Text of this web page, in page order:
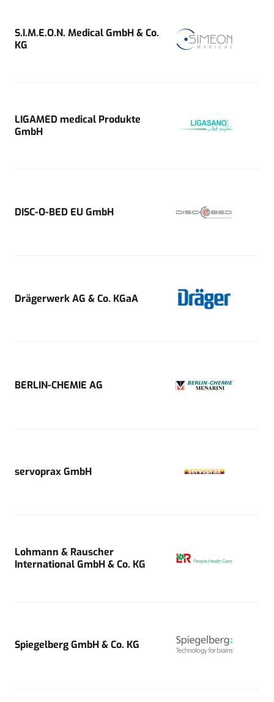
S.I.M.E.O.N. Medical GmbH & Co.
KG
LIGAMED medical Produkte
GmbH
DISC-O-BED EU GmbH
Drägerwerk AG & Co. KGaA
BERLIN-CHEMIE AG
servoprax GmbH
Lohmann & Rauscher
International GmbH & Co. KG
Spiegelberg GmbH & Co. KG